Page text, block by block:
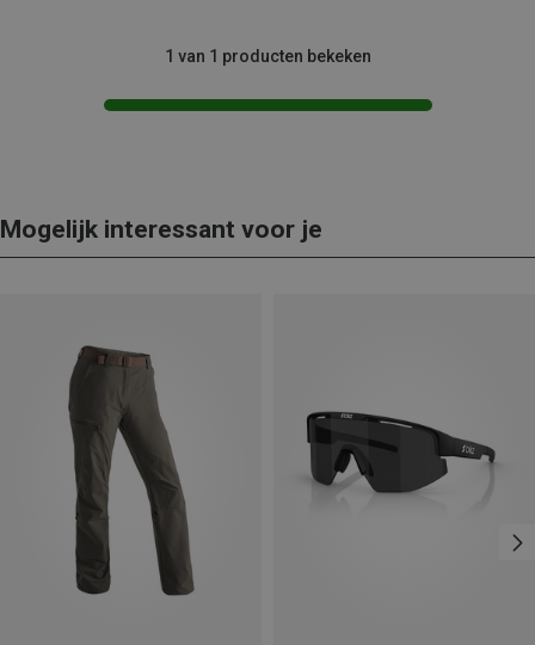
1 van 1 producten bekeken
Mogelijk interessant voor je